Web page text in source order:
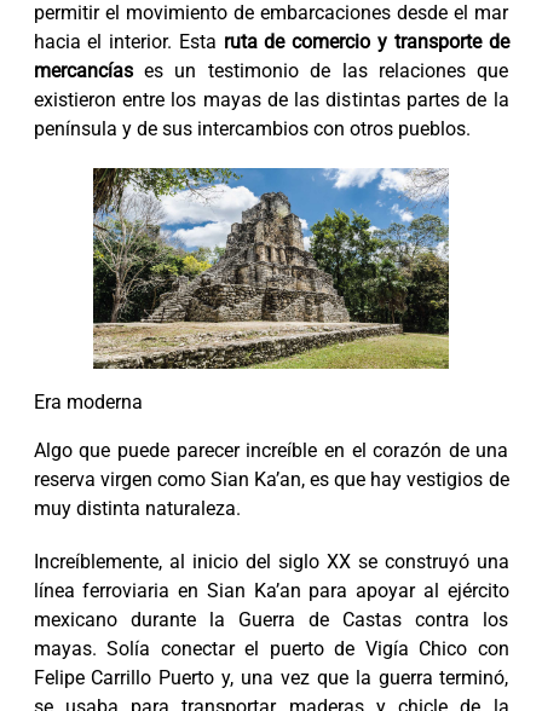
permitir el movimiento de embarcaciones desde el mar
hacia el interior. Esta ruta de comercio y transporte de
mercancíases un testimonio de las relaciones que
existieron entre los mayas de las distintas partes de la
península y de sus intercambios con otros pueblos.
Era moderna
Algo que puede parecer increíble en el corazón de una
reserva virgen como Sian Ka’an, es que hay vestigios de
muy distinta naturaleza.
Increíblemente, al inicio del siglo XX se construyó una
línea ferroviaria en Sian Ka’an para apoyar al ejército
mexicano durante la Guerra de Castas contra los
mayas. Solía conectar el puerto de Vigía Chico con
Felipe Carrillo Puerto y, una vez que la guerra terminó,
se usaba para transportar maderas y chicle de la